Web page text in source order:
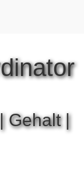
Gehalt |